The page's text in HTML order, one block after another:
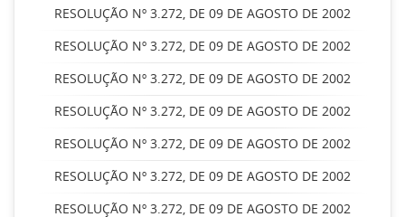
RESOLUÇÃO Nº 3.272, DE 09 DE AGOSTO DE 2002
RESOLUÇÃO Nº 3.272, DE 09 DE AGOSTO DE 2002
RESOLUÇÃO Nº 3.272, DE 09 DE AGOSTO DE 2002
RESOLUÇÃO Nº 3.272, DE 09 DE AGOSTO DE 2002
RESOLUÇÃO Nº 3.272, DE 09 DE AGOSTO DE 2002
RESOLUÇÃO Nº 3.272, DE 09 DE AGOSTO DE 2002
RESOLUÇÃO Nº 3.272, DE 09 DE AGOSTO DE 2002